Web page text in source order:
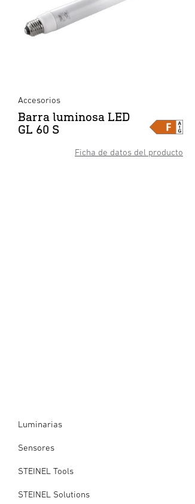
Ficha de datos del producto
Accesorios
Barra luminosa LED
GL 60 S
Luminarias
Sensores
STEINEL Tools
STEINEL Solutions